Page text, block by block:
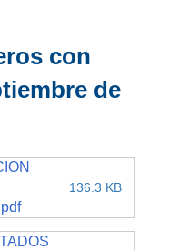
con
de
136.3 KB